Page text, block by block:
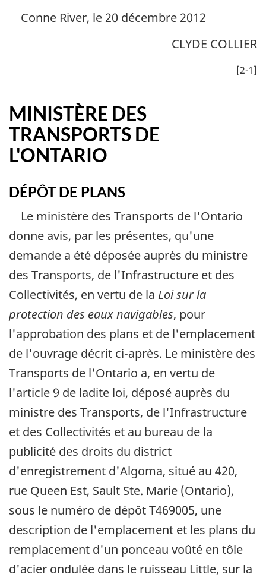
Conne River, le 20 décembre 2012
CLYDE COLLIER
[2-1]
MINISTÈRE DES
TRANSPORTS DE
L'ONTARIO
DÉPÔT DE PLANS
Le ministère des Transports de l'Ontario
donne avis, par les présentes, qu'une
demande a été déposée auprès du ministre
des Transports, de l'Infrastructure et des
Collectivités, en vertu de la Loi sur la
protection des eaux navigables, pour
l'approbation des plans et de l'emplacement
de l'ouvrage décrit ci-après. Le ministère des
Transports de l'Ontario a, en vertu de
l'article 9 de ladite loi, déposé auprès du
ministre des Transports, de l'Infrastructure
et des Collectivités et au bureau de la
publicité des droits du district
d'enregistrement d'Algoma, situé au 420,
rue Queen Est, Sault Ste. Marie (Ontario),
sous le numéro de dépôt T469005, une
description de l'emplacement et les plans du
remplacement d'un ponceau voûté en tôle
d'acier ondulée dans le ruisseau Little, sur la